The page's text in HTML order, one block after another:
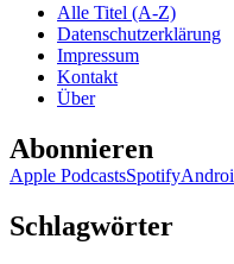
Alle Titel (A-Z)
Datenschutzerklärung
Impressum
Kontakt
Über
Abonnieren
Apple PodcastsSpotify
Schlagwörter